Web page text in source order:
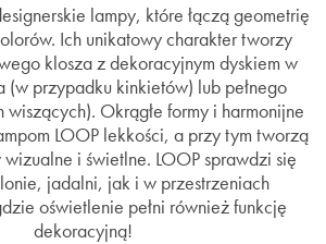
lampy, które łączą geometrię
Ich unikatowy charakter tworzy
klosza z dekoracyjnym dyskiem w
(w przypadku kinkietów) lub pełnego
Okrągłe formy i harmonijne
LOOP lekkości, a przy tym tworzą
i świetlne. LOOP sprawdzi się
jadalni, jak i w przestrzeniach
oświetlenie pełni również funkcję
dekoracyjną!